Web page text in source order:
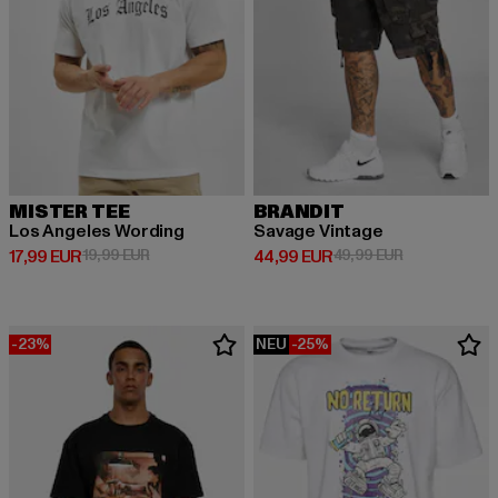
MISTER TEE
Los Angeles Wording
17,99 EUR
Derzeitiger Preis: 17,99 EUR
19,99 EURAktionspreis: 19,99 EUR
BRANDIT
Savage Vintage
44,99 EUR
Derzeitiger Preis: 44,99 EUR
49,99 EURAktionspreis:
-23% NEU -25%